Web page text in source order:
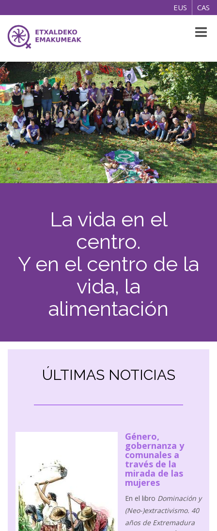
EUS CAS
La vida en el
centro.
Y en el centro de la
vida, la
alimentación
ÚLTIMAS NOTICIAS
Género,
gobernanza y
comunales a
través de la
mirada de las
mujeres
En el libro Dominación y
(Neo-)extractivismo. 40
años de Extremadura